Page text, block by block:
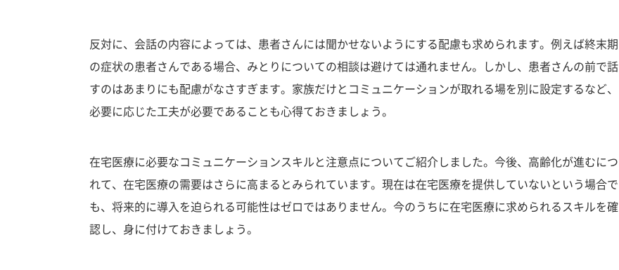
反対に、会話の内容によっては、患者さんには聞かせないようにする配慮も求められます。例えば終末期
の症状の患者さんである場合、みとりについての相談は避けては通れません。しかし、患者さんの前で話
すのはあまりにも配慮がなさすぎます。家族だけとコミュニケーションが取れる場を別に設定するなど、
必要に応じた工夫が必要であることも心得ておきましょう。
在宅医療に必要なコミュニケーションスキルと注意点についてご紹介しました。今後、高齢化が進むにつ
れて、在宅医療の需要はさらに高まるとみられています。現在は在宅医療を提供していないという場合で
も、将来的に導入を迫られる可能性はゼロではありません。今のうちに在宅医療に求められるスキルを確
認し、身に付けておきましょう。